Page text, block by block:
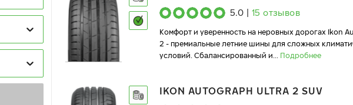
5.0 15 отзывов
Комфорт и уверенность на неровных дорогах Ikon
2 - премиальные летние шины для сложных
условий. Сбалансированный и... Подробнее
IKON AUTOGRAPH ULTRA 2 SUV